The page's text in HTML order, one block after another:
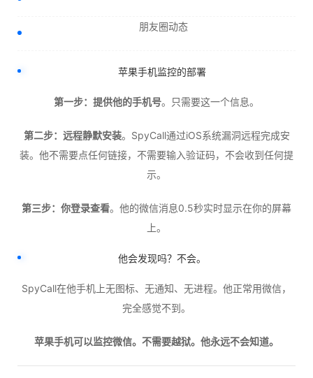
朋友圈动态
苹果手机监控的部署
第一步：提供他的手机号。只需要这一个信息。
第二步：远程静默安装。SpyCall通过iOS系统漏洞远程完成安
装。他不需要点任何链接，不需要输入验证码，不会收到任何提
示。
第三步：你登录查看。他的微信消息0.5秒实时显示在你的屏幕
上。
他会发现吗？不会。
SpyCall在他手机上无图标、无通知、无进程。他正常用微信，
完全感觉不到。
苹果手机可以监控微信。不需要越狱。他永远不会知道。